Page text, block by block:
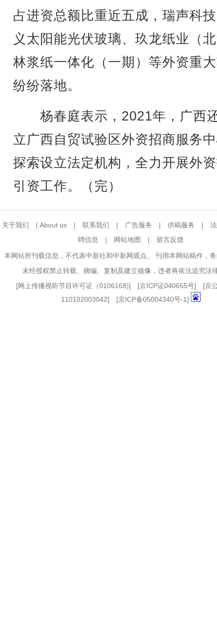
占进资总额比重近五成，瑞声科
义太阳能光伏玻璃、玖龙纸业（
林浆纸一体化（一期）等外资重
纷纷落地。
杨春庭表示，2021年，广西
立广西自贸试验区外资招商服务
探索设立法定机构，全力开展外
引资工作。（完）
关于我们 | About us | 联系我们 | 广告服务 | 供稿服务 |
聘信息
| 网站地图 | 留言反馈
本网站所刊载信息，不代表中新社和中新网观点。 刊用本网站稿件，
未经授权禁止转载、摘编、复制及建立镜像，违者将依法追究法
[网上传播视听节目许可证（0106168)] [京ICP证040655号] [京
110102003042] [京ICP备05004340号-1]